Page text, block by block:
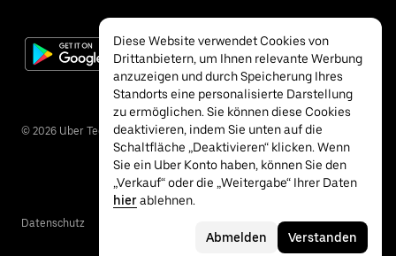
© 2026 Uber Technologies Inc.
Datenschutz
Diese Website verwendet Cookies von
Drittanbietern, um Ihnen relevante Werbung
anzuzeigen und durch Speicherung Ihres
Standorts eine personalisierte Darstellung
zu ermöglichen. Sie können diese Cookies
deaktivieren, indem Sie unten auf die
Schaltfläche „Deaktivieren“ klicken. Wenn
Sie ein Uber Konto haben, können Sie den
„Verkauf“ oder die „Weitergabe“ Ihrer Daten
hierablehnen.
Abmelden Verstanden